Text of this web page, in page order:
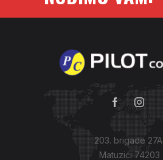
203. brigade 27A,
Matuzići 74203